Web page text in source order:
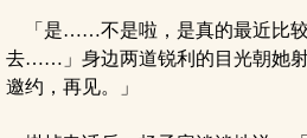
「是……不是啦，是真的最近比较
去……」身边两道锐利的目光朝她
邀约，再见。」